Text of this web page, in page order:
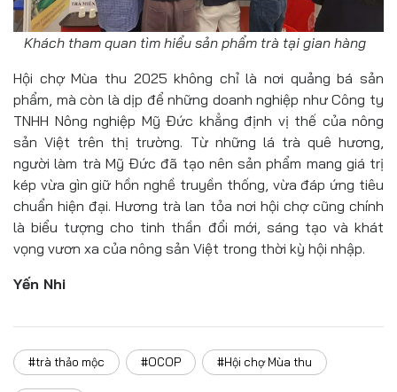
Khách tham quan tìm hiểu sản phẩm trà tại gian hàng
Hội chợ Mùa thu 2025 không chỉ là nơi quảng bá sản
phẩm, mà còn là dịp để những doanh nghiệp như Công ty
TNHH Nông nghiệp Mỹ Đức khẳng định vị thế của nông
sản Việt trên thị trường. Từ những lá trà quê hương,
người làm trà Mỹ Đức đã tạo nên sản phẩm mang giá trị
kép vừa gìn giữ hồn nghề truyền thống, vừa đáp ứng tiêu
chuẩn hiện đại. Hương trà lan tỏa nơi hội chợ cũng chính
là biểu tượng cho tinh thần đổi mới, sáng tạo và khát
vọng vươn xa của nông sản Việt trong thời kỳ hội nhập.
Yến Nhi
#trà thảo mộc #OCOP #Hội chợ Mùa thu